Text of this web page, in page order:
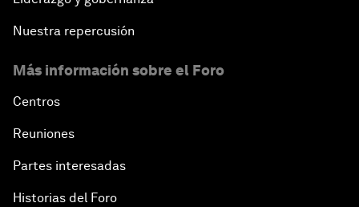
Nuestra repercusión
Más información sobre el Foro
Centros
Reuniones
Partes interesadas
Historias del Foro